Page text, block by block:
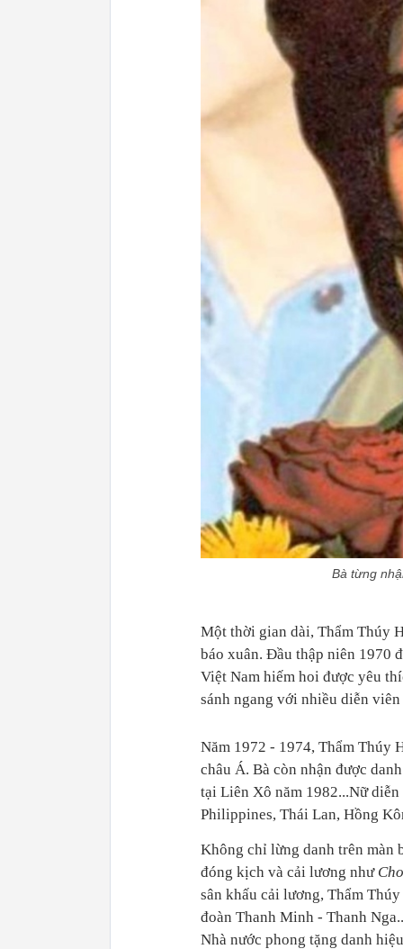
Bà từng
Một thời gian dài, Thẩm Thúy
báo xuân. Đầu thập niên 1970
Việt Nam hiếm hoi được yêu
sánh ngang với nhiều diễn
Năm 1972 - 1974, Thẩm Thúy
châu Á. Bà còn nhận được
tại Liên Xô năm 1982...Nữ
Philippines, Thái Lan, Hồng
Không chỉ lừng danh trên màn
đóng kịch và cải lương như
sân khấu cải lương, Thẩm
đoàn Thanh Minh - Thanh
Nhà nước phong tặng danh